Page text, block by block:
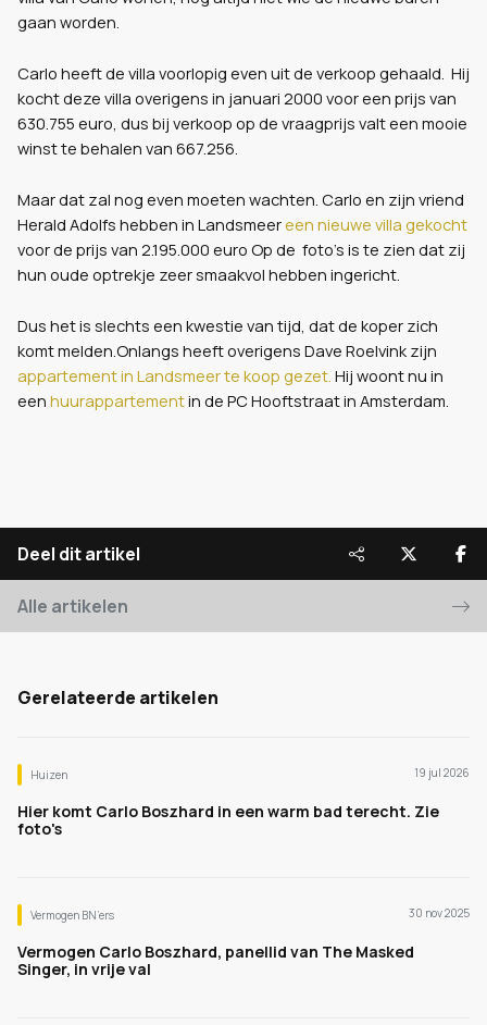
gaan worden.
Carlo heeft de villa voorlopig even uit de verkoop gehaald. Hij
kocht deze villa overigens in januari 2000 voor een prijs van
630.755 euro, dus bij verkoop op de vraagprijs valt een mooie
winst te behalen van 667.256.
Maar dat zal nog even moeten wachten. Carlo en zijn vriend
Herald Adolfs hebben in Landsmeereen nieuwe villa gekocht
voor de prijs van 2.195.000 euro Op de foto's is te zien dat zij
hun oude optrekje zeer smaakvol hebben ingericht.
Dus het is slechts een kwestie van tijd, dat de koper zich
komt melden.Onlangs heeft overigens Dave Roelvink zijn
appartement in Landsmeer te koop gezet. Hij woont nu in
een huurappartementin de PC Hooftstraat in Amsterdam.
Deel dit artikel
Alle artikelen
Gerelateerde artikelen
Huizen 19 jul 2026
Hier komt Carlo Boszhard in een warm bad terecht. Zie
foto's
Vermogen BN’ers 30 nov 2025
Vermogen Carlo Boszhard, panellid van The Masked
Singer, in vrije val